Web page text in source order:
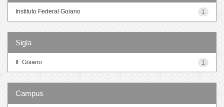
1
Instituto Federal Goiano
Sigla
1
IF Goiano
Campus